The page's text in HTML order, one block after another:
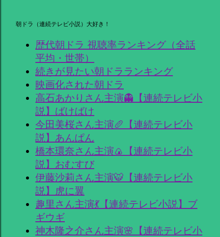
朝ドラ（連続テレビ小説）大好き！
歴代朝ドラ 視聴率ランキング（全話
平均・世帯）
続きが見たい朝ドラランキング
映画化された朝ドラ
高石あかりさん主演👻【連続テレビ小
説】ばけばけ
今田美桜さん主演🥖【連続テレビ小
説】あんぱん
橋本環奈さん主演🍙【連続テレビ小
説】おむすび
伊藤沙莉さん主演🐯【連続テレビ小
説】虎に翼
趣里さん主演💃【連続テレビ小説】ブ
ギウギ
神木隆之介さん主演🌸【連続テレビ小